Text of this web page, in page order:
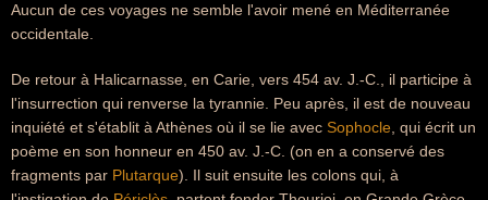
Aucun de ces voyages ne semble l'avoir mené en Méditerranée
occidentale.
De retour à Halicarnasse, en Carie, vers 454 av. J.-C., il participe à
l'insurrection qui renverse la tyrannie. Peu après, il est de nouveau
inquiété et s'établit à Athènes où il se lie avec Sophocle , qui écrit un
poème en son honneur en 450 av. J.-C. (on en a conservé des
fragments par Plutarque). Il suit ensuite les colons qui, à